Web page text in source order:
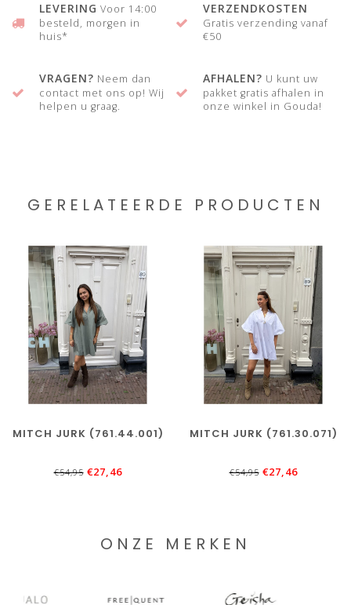
LEVERING Voor 14:00
besteld, morgen in
huis*
VERZENDKOSTEN
Gratis verzending vanaf
€50
VRAGEN? Neem dan
contact met ons op! Wij
helpen u graag.
AFHALEN? U kunt uw
pakket gratis afhalen in
onze winkel in Gouda!
GERELATEERDE PRODUCTEN
MITCH JURK (761.44.001)
€54,95 €27,46
MITCH JURK (761.30.071)
€54,95 €27,46
ONZE MERKEN